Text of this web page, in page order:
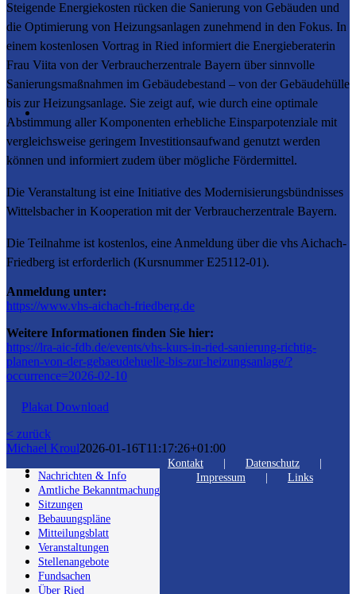
Steigende Energiekosten rücken die Sanierung von Gebäuden und
die Optimierung von Heizungsanlagen zunehmend in den Fokus. In
einem kostenlosen Vortrag in Ried informiert die Energieberaterin
Frau Viita von der Verbraucherzentrale Bayern über sinnvolle
Sanierungsmaßnahmen im Gebäudebestand – von der Gebäudehülle
bis zur Heizungsanlage. Sie zeigt auf, wie durch eine optimale
Abstimmung aller Komponenten erhebliche Einsparpotenziale mit
vergleichsweise geringem Investitionsaufwand genutzt werden
können und informiert zudem über mögliche Fördermittel.
Die Veranstaltung ist eine Initiative des Modernisierungsbündnisses
Wittelsbacher in Kooperation mit der Verbraucherzentrale Bayern.
Die Teilnahme ist kostenlos, eine Anmeldung über die vhs Aichach-
Friedberg ist erforderlich (Kursnummer E25112-01).
Anmeldung unter:
https://www.vhs-aichach-friedberg.de
Weitere Informationen finden Sie hier:
https://lra-aic-fdb.de/events/vhs-kurs-in-ried-sanierung-richtig-
planen-von-der-gebaeudehuelle-bis-zur-heizungsanlage/?
occurrence=2026-02-10
Plakat Download
< zurück
Michael Kroul2026-01-16T11:17:26+01:00
Nachrichten & Info
Amtliche Bekanntmachung
Sitzungen
Bebauungspläne
Mitteilungsblatt
Veranstaltungen
Stellenangebote
Fundsachen
Über Ried
Kontakt
Datenschutz
Impressum
Links